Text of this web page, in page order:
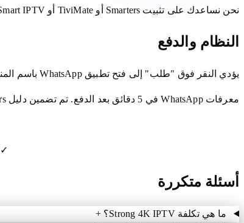
نحن نساعدك على تثبيت Smarters أو TiviMate أو Smart IPTV أو King Player حسب جهازك.
النظام والدفع
يؤدي النقر فوق "طلب" إلى فتح تطبيق WhatsApp باسم المنتج والسعر الذي تمت تعبئته مسبقًا. يتم إرسال الدفع والمعرفات (Xtream أو M3U) بعد تأكيد كتابي.
معرفات WhatsApp في 5 دقائق بعد الدفع. تم تضمين دليل Smarters أو TiviMate أو VLC.
✓
أسئلة متكررة
ما هي تكلفة Strong 4K IPTV؟
+